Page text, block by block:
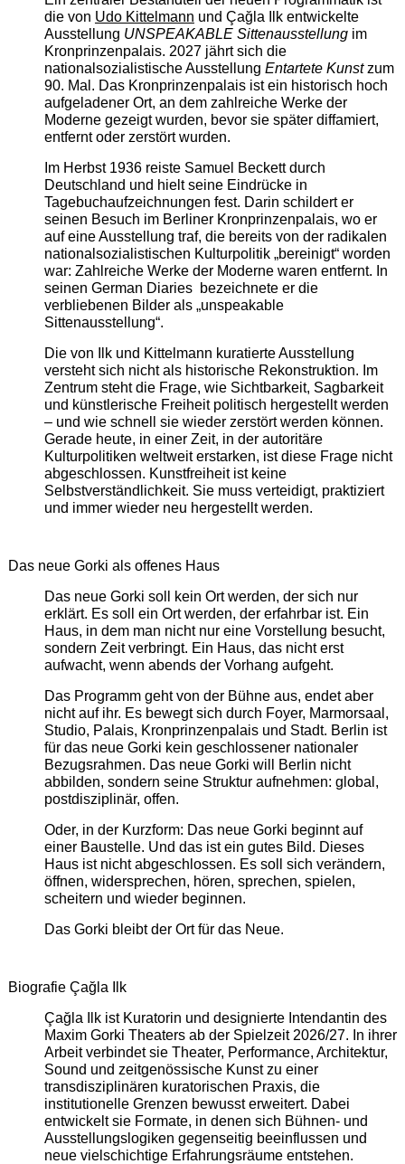
die von Udo Kittelmann und Çağla Ilk entwickelte
Ausstellung UNSPEAKABLE Sittenausstellungim
Kronprinzenpalais. 2027 jährt sich die
nationalsozialistische Ausstellung Entartete Kunstzum
90. Mal. Das Kronprinzenpalais ist ein historisch hoch
aufgeladener Ort, an dem zahlreiche Werke der
Moderne gezeigt wurden, bevor sie später diffamiert,
entfernt oder zerstört wurden.
Im Herbst 1936 reiste Samuel Beckett durch
Deutschland und hielt seine Eindrücke in
Tagebuchaufzeichnungen fest. Darin schildert er
seinen Besuch im Berliner Kronprinzenpalais, wo er
auf eine Ausstellung traf, die bereits von der radikalen
nationalsozialistischen Kulturpolitik „bereinigt“ worden
war: Zahlreiche Werke der Moderne waren entfernt. In
seinen German Diaries bezeichnete er die
verbliebenen Bilder als „unspeakable
Sittenausstellung“.
Die von Ilk und Kittelmann kuratierte Ausstellung
versteht sich nicht als historische Rekonstruktion. Im
Zentrum steht die Frage, wie Sichtbarkeit, Sagbarkeit
und künstlerische Freiheit politisch hergestellt werden
– und wie schnell sie wieder zerstört werden können.
Gerade heute, in einer Zeit, in der autoritäre
Kulturpolitiken weltweit erstarken, ist diese Frage nicht
abgeschlossen. Kunstfreiheit ist keine
Selbstverständlichkeit. Sie muss verteidigt, praktiziert
und immer wieder neu hergestellt werden.
Das neue Gorki als offenes Haus
Das neue Gorki soll kein Ort werden, der sich nur
erklärt. Es soll ein Ort werden, der erfahrbar ist. Ein
Haus, in dem man nicht nur eine Vorstellung besucht,
sondern Zeit verbringt. Ein Haus, das nicht erst
aufwacht, wenn abends der Vorhang aufgeht.
Das Programm geht von der Bühne aus, endet aber
nicht auf ihr. Es bewegt sich durch Foyer, Marmorsaal,
Studio, Palais, Kronprinzenpalais und Stadt. Berlin ist
für das neue Gorki kein geschlossener nationaler
Bezugsrahmen. Das neue Gorki will Berlin nicht
abbilden, sondern seine Struktur aufnehmen: global,
postdisziplinär, offen.
Oder, in der Kurzform: Das neue Gorki beginnt auf
einer Baustelle. Und das ist ein gutes Bild. Dieses
Haus ist nicht abgeschlossen. Es soll sich verändern,
öffnen, widersprechen, hören, sprechen, spielen,
scheitern und wieder beginnen.
Das Gorki bleibt der Ort für das Neue.
Biografie Çağla Ilk
Çağla Ilk ist Kuratorin und designierte Intendantin des
Maxim Gorki Theaters ab der Spielzeit 2026/27. In ihrer
Arbeit verbindet sie Theater, Performance, Architektur,
Sound und zeitgenössische Kunst zu einer
transdisziplinären kuratorischen Praxis, die
institutionelle Grenzen bewusst erweitert. Dabei
entwickelt sie Formate, in denen sich Bühnen- und
Ausstellungslogiken gegenseitig beeinflussen und
neue vielschichtige Erfahrungsräume entstehen.